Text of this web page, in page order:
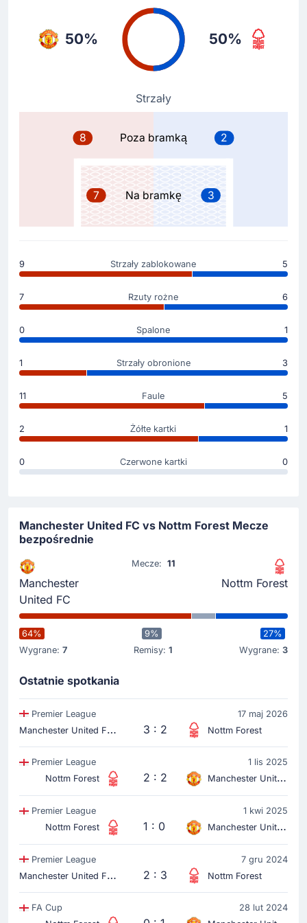
Zmiana zawodnika
Zmiana zawodnika
Nicolas Dominguez
Ibrahim Sangare
(Nottingham Forest). Murawę opuszcza Nicolas
70'
Zmiana zawodnika
Omari Hutchinson
Dilane Bakwa
Nottingham Forest: schodzi Omari Hutchinson, za niego
zagra Dilane Bakwa.
55'
Matheus Cunha(Strzelec)
Gol! Matheus Cunha (Manchester United FC) daje
prowadzenie swojemu zespołowi. Aktualny wynik to
Morato(Strzelec)
Elliot Anderson
Mamy gola wyrównującego. Zawodnik Morato
swoim strzałem do bramki przeciwników zmienia
Anderson.
Luke Shaw
Na prowadzenie 1 - 0 wyprowadza zespół
gospodarze Luke Shaw.
Rozpoczecie spotkania
50% 50%
Strzały
8 Poza bramką 2
7 Na bramkę 3
9 Strzały zablokowane 5
7 Rzuty rożne 6
0 Spalone 1
1 Strzały obronione 3
11 Faule 5
2 Żółte kartki 1
0 Czerwone kartki 0
Manchester United FC vs Nottm Forest Mecze
bezpośrednie
Manchester
United FC
Mecze: 11
Nottm Forest
64%
Wygrane: 7
9%
Remisy:1
27%
Wygrane: 3
Ostatnie spotkania
Premier League 17 maj 2026
M
anchester United FC 3 : 2 Nottm Forest
Premier League
1 lis 2025
Nottm Forest
2 : 2 Manchester United FC
Premier League
1 kwi 2025
Nottm Forest
1 : 0 Manchester United FC
Premier League 7 gru 2024
M
anchester United FC 2 : 3 Nottm Forest
FA Cup
28 lut 2024